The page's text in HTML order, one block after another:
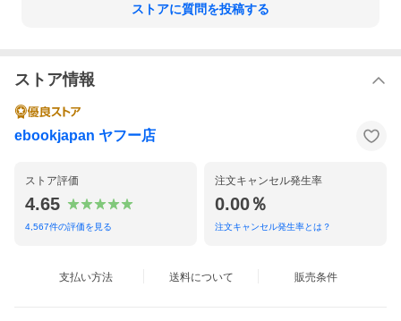
ストアに質問を投稿する
ストア情報
ebookjapan ヤフー店
ストア評価
4.65
4,567件の評価を見る
注文キャンセル発生率
0.00％
注文キャンセル発生率とは？
支払い方法 送料について 販売条件